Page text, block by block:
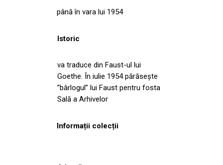
până în vara lui 1954
Istoric
va traduce din Faust-ul lui
Goethe. În iulie 1954 părăsește
”bârlogul” lui Faust pentru fosta
Sală a Arhivelor
Informații colecții